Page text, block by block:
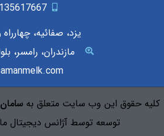
یزد، صفائیه،
مازندران، رامسر،
کلیه حقوق این وب سایت متعلق به
توسعه توسط آژانس دیجیتال